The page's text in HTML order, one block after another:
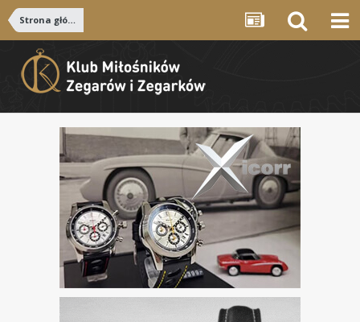
Strona główna